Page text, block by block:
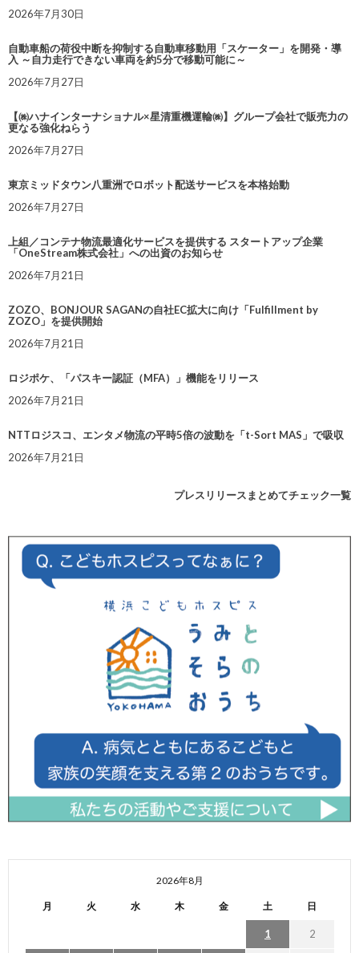
2026年7月30日
自動車船の荷役中断を抑制する自動車移動用「スケーター」を開発・導
入 ～自力走行できない車両を約5分で移動可能に～
2026年7月27日
【㈱ハナインターナショナル×星清重機運輸㈱】グループ会社で販売力の
更なる強化ねらう
2026年7月27日
東京ミッドタウン八重洲でロボット配送サービスを本格始動
2026年7月27日
上組／コンテナ物流最適化サービスを提供する スタートアップ企業
「OneStream株式会社」への出資のお知らせ
2026年7月21日
ZOZO、BONJOUR SAGANの自社EC拡大に向け「Fulfillment by
ZOZO」を提供開始
2026年7月21日
ロジポケ、「パスキー認証（MFA）」機能をリリース
2026年7月21日
NTTロジスコ、エンタメ物流の平時5倍の波動を「t-Sort MAS」で吸収
2026年7月21日
プレスリリースまとめてチェック一覧
2026年8月
月 火 水 木 金 土 日
1 2